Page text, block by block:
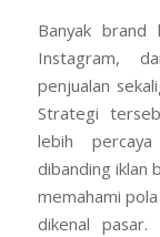
Banyak brand
Instagram,
penjualan
Strategi
lebih
dibanding iklan
memahami
dikenal pasar.